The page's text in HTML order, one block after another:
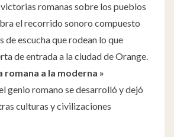
romanas sobre los pueblos
el recorrido sonoro compuesto
de escucha que rodean lo que
de entrada a la ciudad de Orange.
romana a la moderna »
genio romano se desarrolló y dejó
culturas y civilizaciones